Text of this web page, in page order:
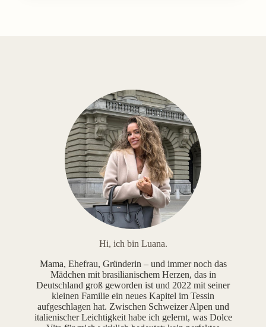
Hi, ich bin Luana.
Mama, Ehefrau, Gründerin – und immer noch das
Mädchen mit brasilianischem Herzen, das in
Deutschland groß geworden ist und 2022 mit seiner
kleinen Familie ein neues Kapitel im Tessin
aufgeschlagen hat. Zwischen Schweizer Alpen und
italienischer Leichtigkeit habe ich gelernt, was Dolce